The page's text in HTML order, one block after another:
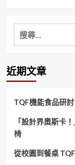
搜
尋
鍵
字:
近期文章
TQF機能食品研
「設計界奧斯卡
椅
從校園到餐桌